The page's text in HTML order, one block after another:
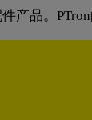
产品。